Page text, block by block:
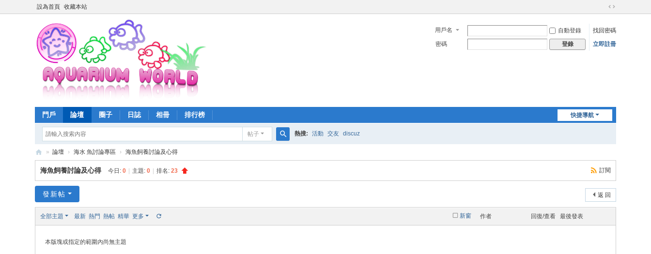
設為首頁 收藏本站
切
到
寬
用戶名 自動登錄
找回密碼
密碼
登錄 立即註冊
快捷導航
門戶 論壇 圈子 日誌 相冊 排行榜
帖子
索
熱搜: 活動 交友 discuz
魚
樂
界
» 論壇 › 海水 魚討論專區 › 海魚飼養討論及心得
訂閱
海魚飼養討論及心得 今日: 0 主題: 0 排名: 23
返 回
發新帖
新窗
全部主題 最新 熱門 熱帖 精華 更多 作者 回復/查看 最後發表
本版塊或指定的範圍內尚無主題